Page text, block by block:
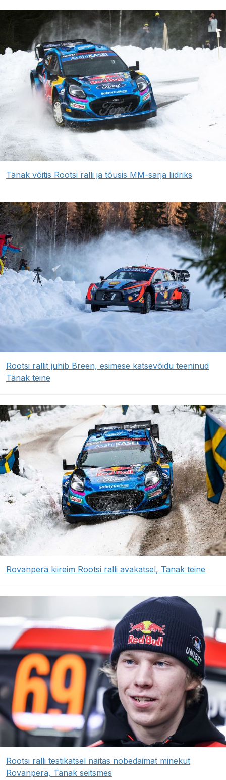
Tänak võitis Rootsi ralli ja tõusis MM-sarja liidriks
Rootsi rallit juhib Breen, esimese katsevõidu teeninud
Tänak teine
Rovanperä kiireim Rootsi ralli avakatsel, Tänak teine
Rootsi ralli testikatsel näitas nobedaimat minekut
Rovanperä, Tänak seitsmes